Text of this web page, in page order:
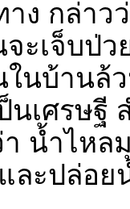
าง กล่า
ะเจ็บป่
นบ้านล้
นเศรษฐี
น้ำไหล
ละปล่อย